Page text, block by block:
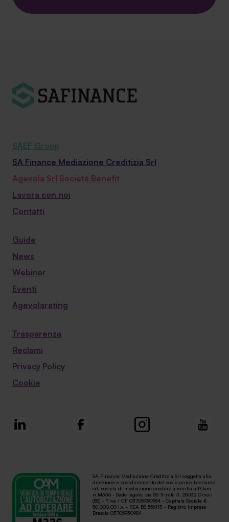
SAEF Group
SA Finance Mediazione Creditizia Srl
Agevola Srl Società Benefit
Lavora con noi
Contatti
Guide
News
Webinar
Eventi
Agevolarating
Trasparenza
Reclami
Privacy Policy
Cookie
SA Finance Mediazione Creditizia Srl soggetta alla
direzione e coordinamento del socio unico Leonardo
srl, società di mediazione creditizia iscritta all'Oam
n.M336 - Sede legale: via SS Trinità 3, 25032 Chiari
(BS) - P.iva / CF 03705930984 - Capitale Sociale €
50.000,00 i.v. - REA BS 556113 - Registro Imprese
Brescia 03705930984